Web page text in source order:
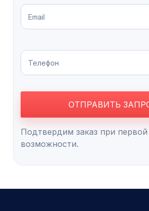
Подтвердим заказ при первой
возможности.